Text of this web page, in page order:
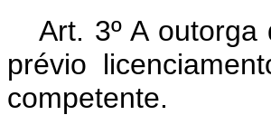
Art. 3º A
prévio
competente.